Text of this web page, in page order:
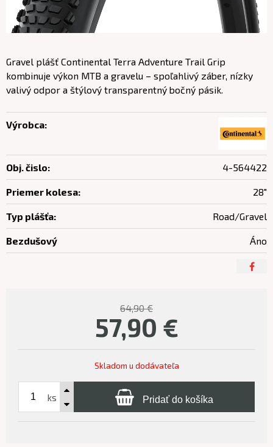
64,90 €
57,90 €
Skladom u dodávateľa
ks Pridať do košíka
Gravel plášť Continental Terra Adventure Trail Grip
kombinuje výkon MTB a gravelu – spoľahlivý záber, nízky
valivý odpor a štýlový transparentný bočný pásik.
Výrobca:
Obj. čislo: 4-564422
Priemer kolesa: 28"
Typ plášťa: Road/Gravel
Bezdušový Áno